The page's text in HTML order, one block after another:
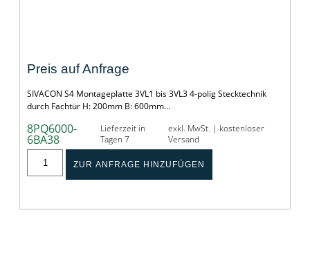
Preis auf Anfrage
SIVACON S4 Montageplatte 3VL1 bis 3VL3 4-polig Stecktechnik
durch Fachtür H: 200mm B: 600mm…
8PQ6000-
6BA38
Lieferzeit in
Tagen 7
exkl. MwSt. | kostenloser
Versand
ZUR ANFRAGE HINZUFÜGEN